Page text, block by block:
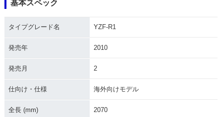
2024年 YZF-R1 AB
2022年 YZF-R1 AB
rsary・特別・限定仕
基本スペック
タイプグレード名 YZF-R1
発売年 2010
発売月 2
仕向け・仕様 海外向けモデル
全長 (mm) 2070